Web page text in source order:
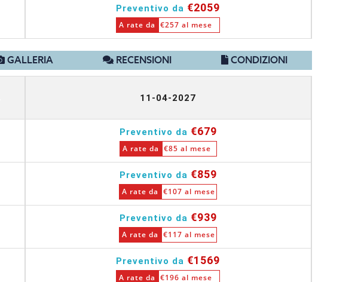
Preventivo da €2059
A rate da €257 al mese
GALLERIA RECENSIONI CONDIZIONI
11-04-2027
Preventivo da €679
A rate da €85 al mese
Preventivo da €859
A rate da €107 al mese
Preventivo da €939
A rate da €117 al mese
Preventivo da €1569
A rate da €196 al mese